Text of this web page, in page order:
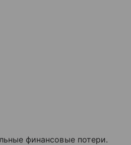
финансовые потери.